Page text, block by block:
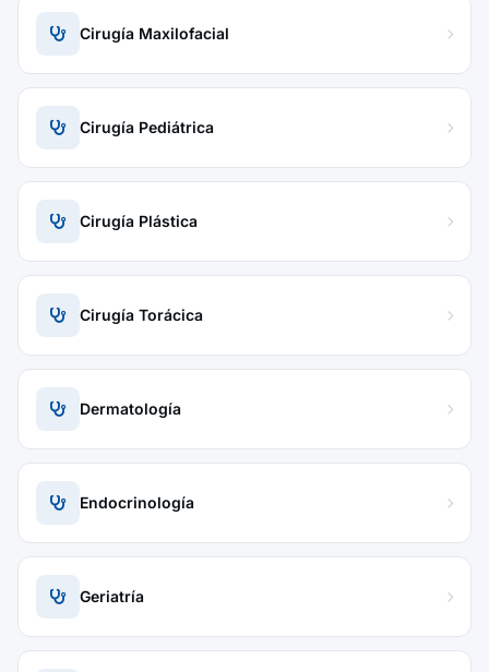
Cirugía Maxilofacial
Cirugía Pediátrica
Cirugía Plástica
Cirugía Torácica
Dermatología
Endocrinología
Geriatría